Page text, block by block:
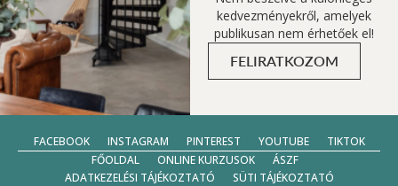
kedvezményekről, amelyek
publikusan nem érhetőek el!
FELIRATKOZOM
FACEBOOK INSTAGRAM PINTEREST YOUTUBE
TIKTOK
FŐOLDAL
ONLINE KURZUSOK
ÁSZF
ADATKEZELÉSI TÁJÉKOZTATÓ
SÜTI TÁJÉKOZTATÓ